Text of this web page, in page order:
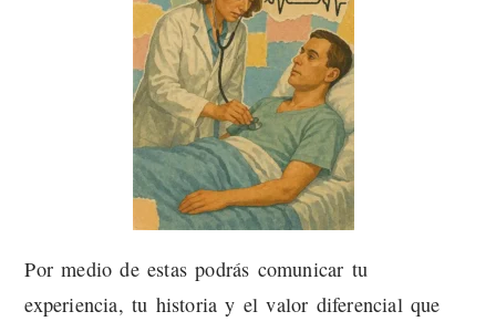
Por medio de estas podrás comunicar tu
experiencia, tu historia y el valor diferencial que